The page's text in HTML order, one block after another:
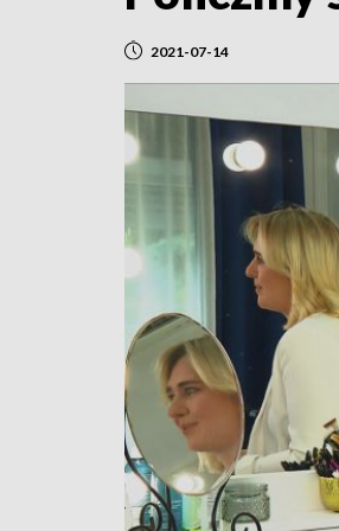
2021-07-14